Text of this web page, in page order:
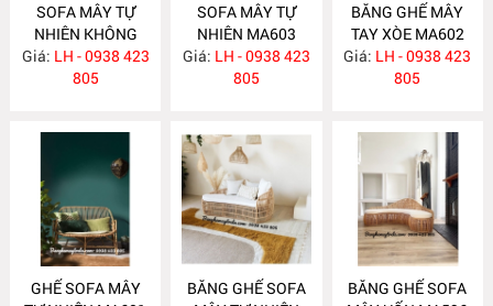
SOFA MÂY TỰ
NHIÊN KHÔNG
TỰA MA604
Giá: LH - 0938 423
805
SOFA MÂY TỰ
NHIÊN MA603
Giá: LH - 0938 423
805
BĂNG GHẾ MÂY
TAY XÒE MA602
Giá: LH - 0938 423
805
GHẾ SOFA MÂY
BĂNG GHẾ SOFA
BĂNG GHẾ SOFA